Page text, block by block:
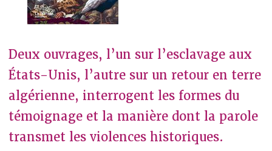
Deux ouvrages, l’un sur l’esclavage aux
États-Unis, l’autre sur un retour en terre
algérienne, interrogent les formes du
témoignage et la manière dont la parole
transmet les violences historiques.